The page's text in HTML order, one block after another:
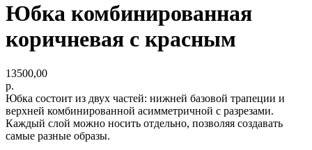
Юбка комбинированная
коричневая с красным
13500,00
р.
Юбка состоит из двух частей: нижней базовой трапеции и
верхней комбинированной асимметричной с разрезами.
Каждый слой можно носить отдельно, позволяя создавать
самые разные образы.